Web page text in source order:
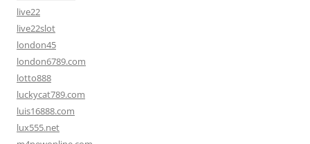
live22
live22slot
london45
london6789.com
lotto888
luckycat789.com
luis16888.com
lux555.net